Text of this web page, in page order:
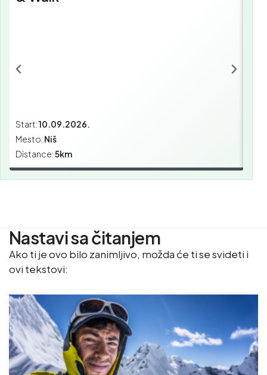
Start:10.09.2026.
Mesto: Niš
Distance:5km
Nastavi sa čitanjem
Ako ti je ovo bilo zanimljivo, možda će ti se svideti i
ovi tekstovi: